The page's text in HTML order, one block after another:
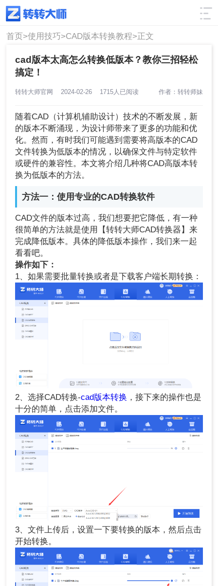
使用技巧 筛选
首页>使用技巧>CAD版本转换教程>正文
cad版本太高怎么转换低版本？教你三招轻松
搞定！
转转大师官网 2024-02-26 1715人已阅读 作者：转转师妹
随着CAD（计算机辅助设计）技术的不断发展，新
的版本不断涌现，为设计师带来了更多的功能和优
化。然而，有时我们可能遇到需要将高版本的CAD
文件转换为低版本的情况，以确保文件与特定软件
或硬件的兼容性。本文将介绍几种将CAD高版本转
换为低版本的方法。
方法一：使用专业的CAD转换软件
CAD文件的版本过高，我们想要把它降低，有一种
很简单的方法就是使用【转转大师CAD转换器】来
完成降低版本。具体的降低版本操作，我们来一起
看看吧。
操作如下：
1、如果需要批量转换或者是下载客户端长期转换：
2、选择CAD转换-cad版本转换 ，接下来的操作也是
十分的简单，点击添加文件。
3、文件上传后，设置一下要转换的版本，然后点击
开始转换。